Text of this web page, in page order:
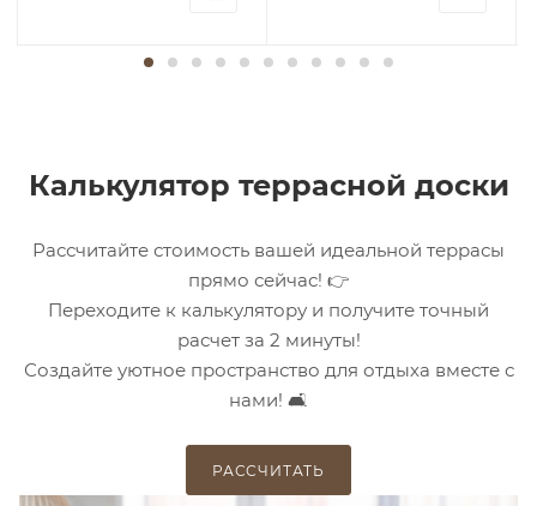
Калькулятор террасной доски
Рассчитайте стоимость вашей идеальной террасы
прямо сейчас! 👉
Переходите к калькулятору и получите точный
расчет за 2 минуты!
Создайте уютное пространство для отдыха вместе с
нами! 🛋️
РАССЧИТАТЬ